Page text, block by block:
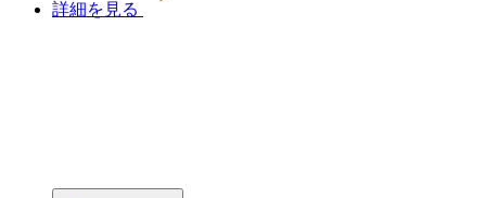
詳細を見る